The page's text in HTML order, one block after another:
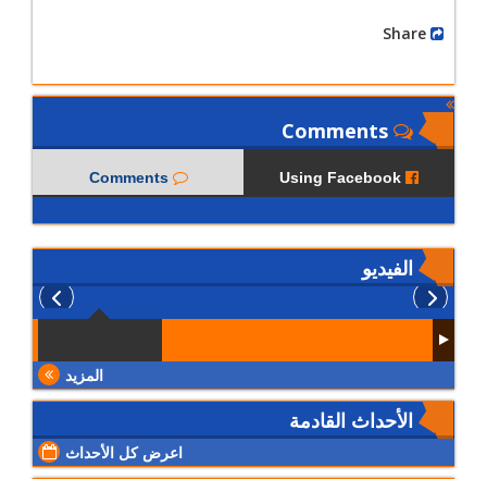
Comments
الفيديو
المزيد
الأحداث القادمة
اعرض كل الأحداث